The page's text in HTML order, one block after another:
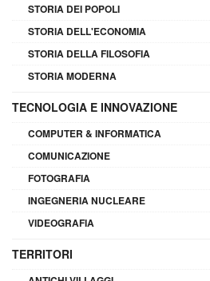
STORIA DEI POPOLI
STORIA DELL'ECONOMIA
STORIA DELLA FILOSOFIA
STORIA MODERNA
TECNOLOGIA E INNOVAZIONE
COMPUTER & INFORMATICA
COMUNICAZIONE
FOTOGRAFIA
INGEGNERIA NUCLEARE
VIDEOGRAFIA
TERRITORI